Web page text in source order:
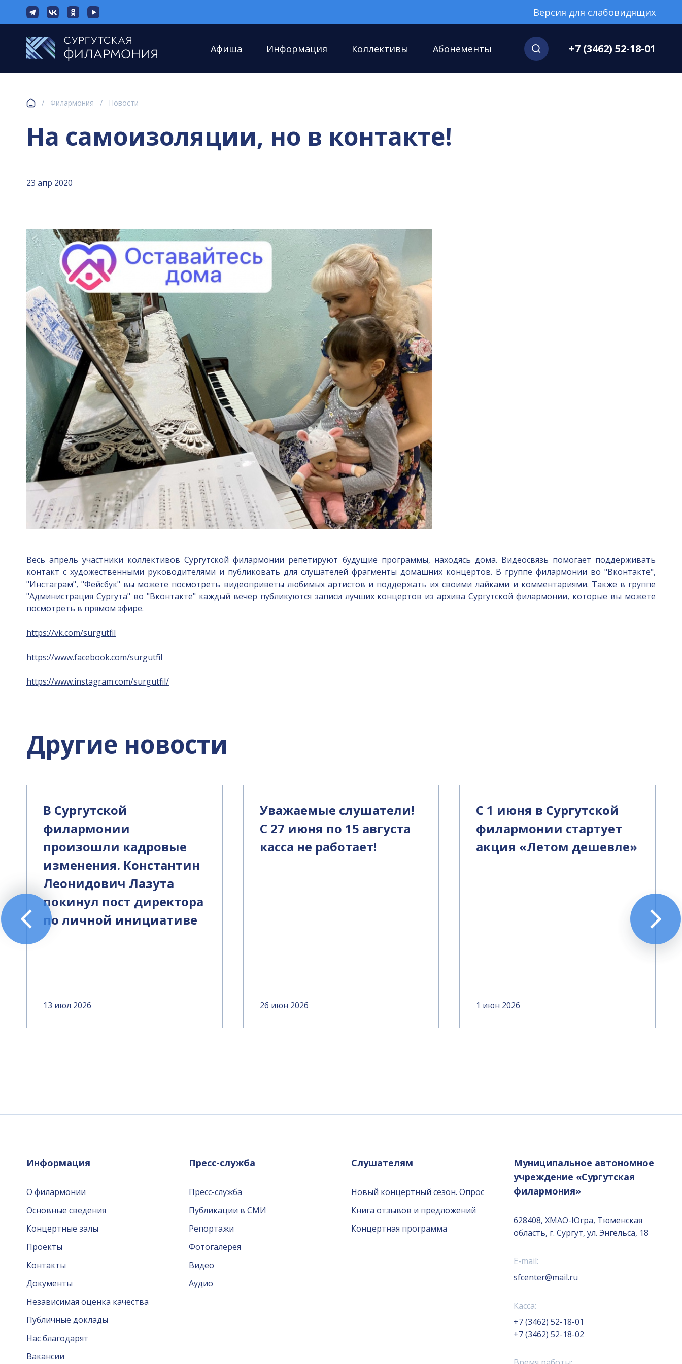
Версия для слабовидящих
Афиша Информация Коллективы Абонементы +7 (3462) 52-18-01
/ Филармония / Новости
На самоизоляции, но в контакте!
23 апр 2020
Весь апрель участники коллективов Сургутской филармонии репетируют будущие программы, находясь дома. Видеосвязь помогает поддерживать
контакт с художественными руководителями и публиковать для слушателей фрагменты домашних концертов. В группе филармонии во "Вконтакте",
"Инстаграм", "Фейсбук" вы можете посмотреть видеоприветы любимых артистов и поддержать их своими лайками и комментариями. Также в группе
"Администрация Сургута" во "Вконтакте" каждый вечер публикуются записи лучших концертов из архива Сургутской филармонии, которые вы можете
посмотреть в прямом эфире.
https://vk.com/surgutfil
https://www.facebook.com/surgutfil
https://www.instagram.com/surgutfil/
Другие новости
В Сургутской
филармонии
произошли кадровые
изменения. Константин
Леонидович Лазута
покинул пост директора
по личной инициативе
13 июл 2026
Уважаемые слушатели!
С 27 июня по 15 августа
касса не работает!
26 июн 2026
С 1 июня в Сургутской
филармонии стартует
акция «Летом дешевле»
1 июн 2026
Информация
О филармонии
Основные сведения
Концертные залы
Проекты
Контакты
Документы
Независимая оценка качества
Публичные доклады
Нас благодарят
Вакансии
Пресс-служба
Пресс-служба
Публикации в СМИ
Репортажи
Фотогалерея
Видео
Аудио
Слушателям
Новый концертный сезон. Опрос
Книга отзывов и предложений
Концертная программа
Муниципальное автономное
учреждение «Сургутская
филармония»
628408, ХМАО-Югра, Тюменская
область, г. Сургут, ул. Энгельса, 18
E-mail:
sfcenter@mail.ru
Касса:
+7 (3462) 52-18-01
+7 (3462) 52-18-02